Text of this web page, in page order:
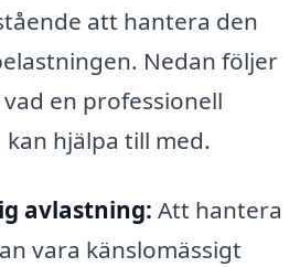
att hantera den
Nedan följer
en professionell
hjälpa till med.
avlastning: Att hantera
vara känslomässigt